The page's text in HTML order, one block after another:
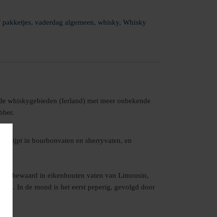
pakketjes, vaderdag algemeen, whisky, Whisky
whiskygebieden (Ierland) met meer onbekende
in bourbonvaten en sherryvaten, en
bewaard in eikenhouten vaten van Limousin,
In de mond is het eerst peperig, gevolgd door